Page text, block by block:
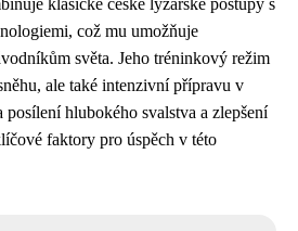
což mu umožňuje
světa. Jeho tréninkový režim
ale také intenzivní přípravu v
posílení hlubokého svalstva a zlepšení
faktory pro úspěch v této